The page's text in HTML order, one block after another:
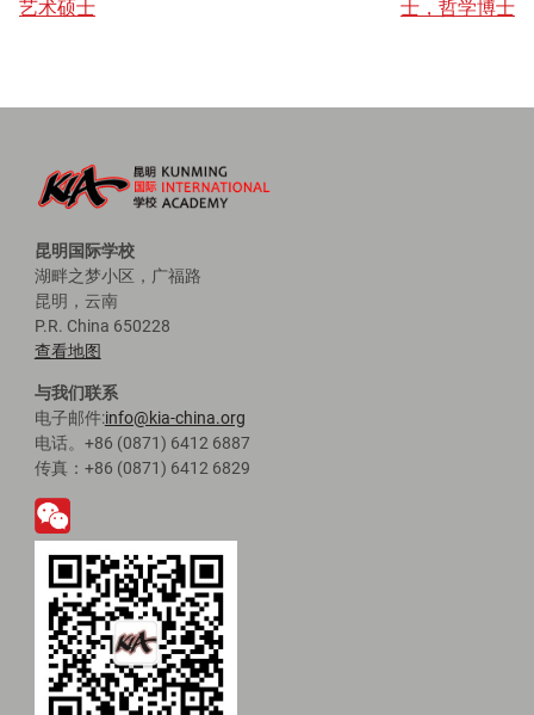
子
航
艺术硕士
士，哲学博士
昆明国际学校
湖畔之梦小区，广福路
昆明，云南
P.R. China 650228
查看地图
与我们联系
电子邮件:info@kia-china.org
电话。+86 (0871) 6412 6887
传真：+86 (0871) 6412 6829